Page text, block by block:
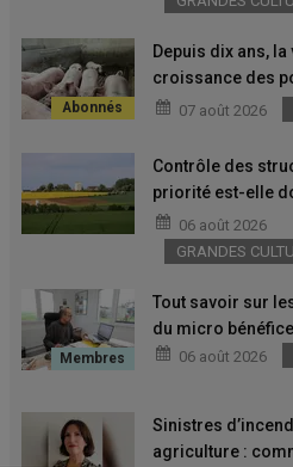
connaître
Depuis dix ans,
croissance des
charcutiers n'a
07 août 2026
Contrôle des
priorité est-elle
jeunes06 août 2026
GRANDES
Tout savoir sur
du micro
06 août 2026
Sinistres
agriculture :